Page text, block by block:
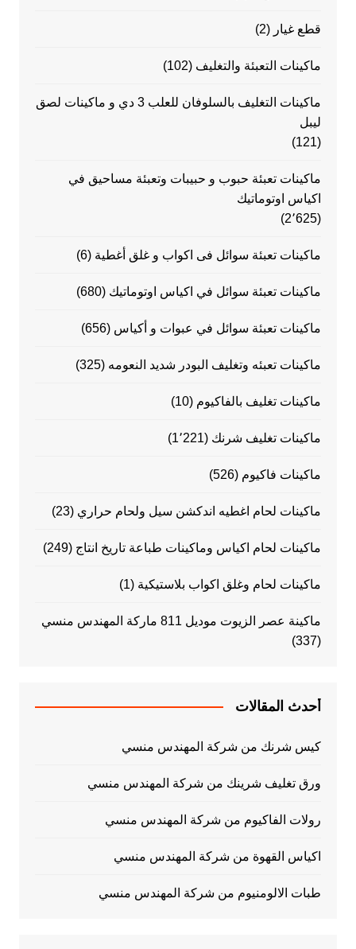
قطع غيار (2)
ماكينات التعبئة والتغليف (102)
ماكينات التغليف بالسلوفان للعلب 3 دي و ماكينات لصق
ليبل
(121)
ماكينات تعبئة حبوب و حبيبات وتعبئة مساحيق في
اكياس اوتوماتيك
(2٬625)
ماكينات تعبئة سوائل فى اكواب و غلق أغطية (6)
ماكينات تعبئة سوائل في اكياس اوتوماتيك (680)
ماكينات تعبئة سوائل في عبوات و أكياس (656)
ماكينات تعبئه وتغليف البودر شديد النعومه (325)
ماكينات تغليف بالفاكيوم (10)
ماكينات تغليف شرنك (1٬221)
ماكينات فاكيوم (526)
ماكينات لحام اغطيه اندكشن سيل ولحام حراري (23)
ماكينات لحام اكياس وماكينات طباعة تاريخ انتاج (249)
ماكينات لحام وغلق اكواب بلاستيكية (1)
ماكينة عصر الزيوت موديل 811 ماركة المهندس منسي
(337)
أحدث المقالات
كيس شرنك من شركة المهندس منسي
ورق تغليف شرينك من شركة المهندس منسي
رولات الفاكيوم من شركة المهندس منسي
اكياس القهوة من شركة المهندس منسي
طبات الالومنيوم من شركة المهندس منسي